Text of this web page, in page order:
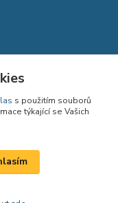
s použitím souborů
týkající se Vašich